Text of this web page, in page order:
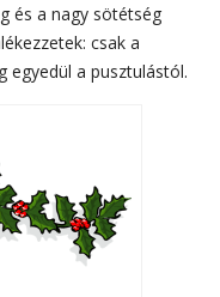
és a nagy sötétség
csak a
egyedül a pusztulástól.